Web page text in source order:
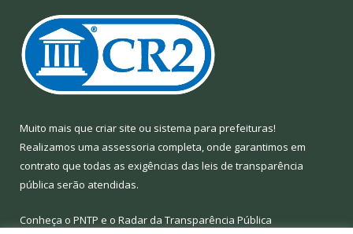
Muito mais que criar site ou sistema para prefeituras!
Realizamos uma assessoria completa, onde garantimos em
contrato que todas as exigências das leis de transparência
pública serão atendidas.
Conheça o PNTP e o Radar da Transparência Pública